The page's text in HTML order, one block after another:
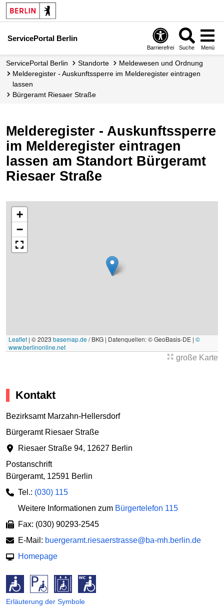
ServicePortal Berlin
Barrierefrei Suche Menü
ServicePortal Berlin Standorte
Meldewesen und Ordnung
Melderegister - Auskunftssperre im Melderegister eintragen
lassen
Bürgeramt Riesaer Straße
Melderegister - Auskunftssperre
im Melderegister eintragen
lassen am Standort Bürgeramt
Riesaer Straße
+
−
Leaflet | © 2023 basemap.de/ BKG | Datenquellen: © GeoBasis-DE | ©
www.berlinonline.net
große Karte
Kontakt
Bezirksamt Marzahn-Hellersdorf
Bürgeramt Riesaer Straße
Riesaer Straße 94, 12627 Berlin
Postanschrift
Bürgeramt, 12591 Berlin
Tel.: (030) 115
Weitere Informationen zum Bürgertelefon 115
Fax: (030) 90293-2545
E-Mail: buergeramt.riesaerstrasse@ba-mh.berlin.de
Homepage
Erläuterung der Symbole